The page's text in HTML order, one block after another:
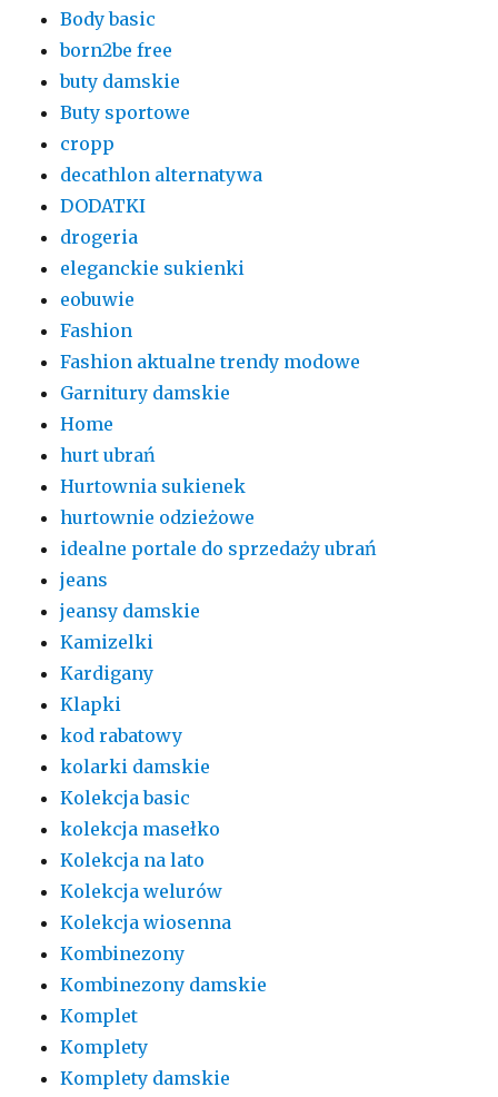
Body basic
born2be free
buty damskie
Buty sportowe
cropp
decathlon alternatywa
DODATKI
drogeria
eleganckie sukienki
eobuwie
Fashion
Fashion aktualne trendy modowe
Garnitury damskie
Home
hurt ubrań
Hurtownia sukienek
hurtownie odzieżowe
idealne portale do sprzedaży ubrań
jeans
jeansy damskie
Kamizelki
Kardigany
Klapki
kod rabatowy
kolarki damskie
Kolekcja basic
kolekcja masełko
Kolekcja na lato
Kolekcja welurów
Kolekcja wiosenna
Kombinezony
Kombinezony damskie
Komplet
Komplety
Komplety damskie